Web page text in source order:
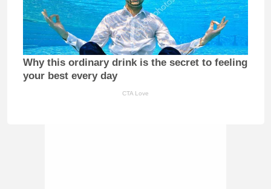
Why this ordinary drink is the secret to feeling
your best every day
CTA Love